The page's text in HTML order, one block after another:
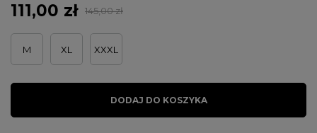
111,00 zł 145,00 zł
M XL XXXL
DODAJ DO KOSZYKA